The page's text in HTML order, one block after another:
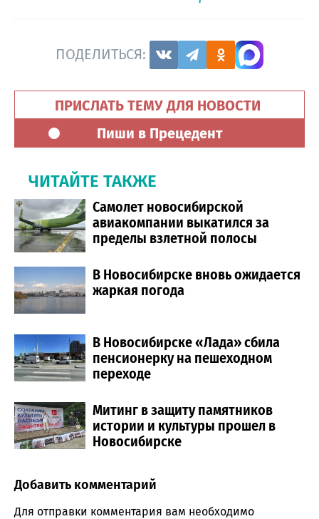
ПОДЕЛИТЬСЯ:
ПРИСЛАТЬ ТЕМУ ДЛЯ НОВОСТИ
Пиши в Прецедент
ЧИТАЙТЕ ТАКЖЕ
Самолет новосибирской
авиакомпании выкатился за
пределы взлетной полосы
В Новосибирске вновь ожидается
жаркая погода
В Новосибирске «Лада» сбила
пенсионерку на пешеходном
переходе
Митинг в защиту памятников
истории и культуры прошел в
Новосибирске
Comment section
Добавить комментарий
Для отправки комментария вам необходимо